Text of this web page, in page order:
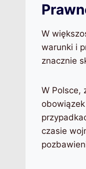
W
warunki i
znacznie
W Polsce,
czasie